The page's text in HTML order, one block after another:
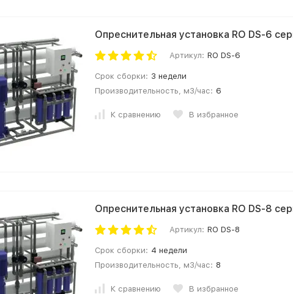
Опреснительная установка RO DS-6
Артикул: RO DS-6
Срок сборки: 3 недели
Производительность, м3/час: 6
К сравнению В избранное
Опреснительная установка RO DS-8
Артикул: RO DS-8
Срок сборки: 4 недели
Производительность, м3/час: 8
К сравнению В избранное